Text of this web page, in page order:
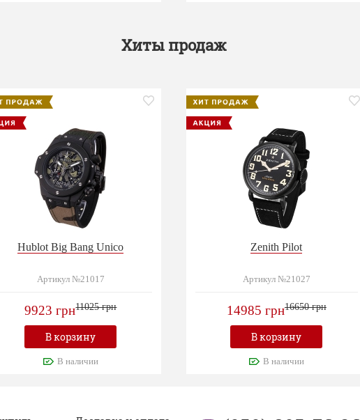
Хиты продаж
Hublot Big Bang Unico
Артикул №21017
9923 грн11025 грн
В корзину
В наличии
Zenith Pilot
Артикул №21027
14985 грн16650 грн
В корзину
В наличии